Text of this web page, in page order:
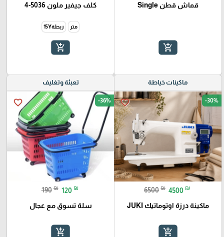
قماش قطن Single
add_shopping_cart
كلف جيفير ملون 5036-4
متر ربطة15Y
add_shopping_cart
ماكينات خياطة
favorite_border -30%
6500 ₪ 4500 ₪
ماكينة درزة اوتوماتيك JUKI
add_shopping_cart
تعبئة وتغليف
favorite_border -36%
190 ₪ 120 ₪
سلة تسوق مع عجال
add_shopping_cart